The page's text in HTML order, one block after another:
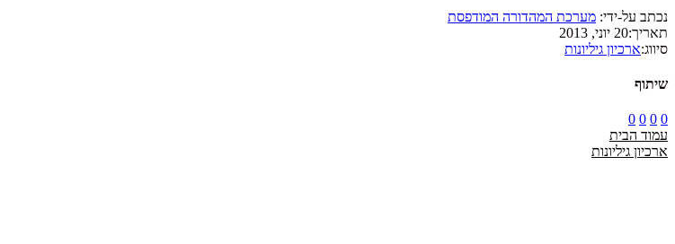
נכתב על-ידי: מערכת המהדורה המודפסת
תאריך:20 יוני, 2013
סיווג:ארכיון גיליונות
שיתוף
0
0
0
0
עמוד הבית
ארכיון גיליונות